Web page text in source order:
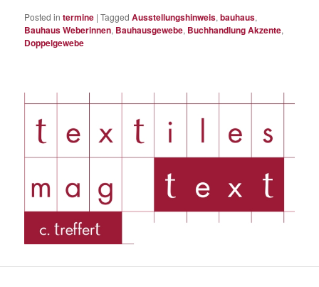
Posted in termine |Tagged Ausstellungshinweis,bauhaus,
Bauhaus Weberinnen, Bauhausgewebe, Buchhandlung Akzente,
Doppelgewebe